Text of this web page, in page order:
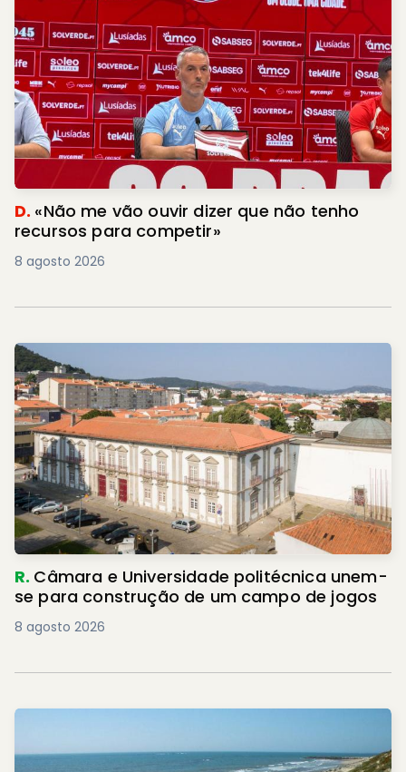
D. «Não me vão ouvir dizer que não tenho
recursos para competir»
8 agosto 2026
R. Câmara e Universidade politécnica unem-
se para construção de um campo de jogos
8 agosto 2026